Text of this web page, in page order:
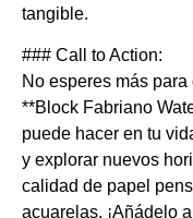
tangible.
### Call to Action:
No esperes más
**Block Fabriano
puede hacer en tu
y explorar nuevos
calidad de papel
acuarelas. ¡Añádelo